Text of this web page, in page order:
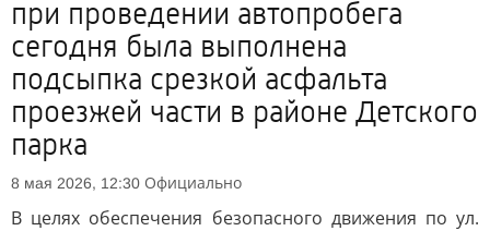
при проведении автопробега
сегодня была выполнена
подсыпка срезкой асфальта
проезжей части в районе Детского
парка
8 мая 2026, 12:30 Официально
В целях обеспечения безопасного движения по ул.